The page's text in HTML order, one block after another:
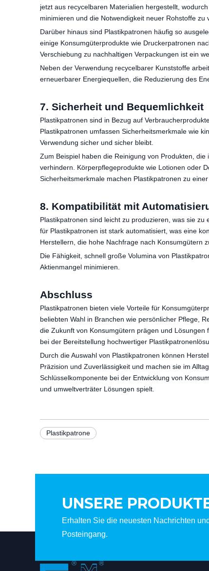
jetzt aus recycelbaren Materialien hergestellt,
minimieren und die Notwendigkeit neuer Rohstoffe
Darüber hinaus sind Plastikpatronen häufig so
einige Konsumgüterprodukte wie Druckerpatronen
Verschiebung zu nachhaltigen Verpackungen ist ein
Neben der Verwendung recycelbarer Kunststoffe
erneuerbarer Energiequellen, die Reduzierung des
7. Sicherheit und Bequemlichkeit
Plastikpatronen sind in Bezug auf
Plastikpatronen umfassen Sicherheitsmerkmale wie
Verwendung sicher und sicher bleibt.
Zum Beispiel haben die Reinigung von Produkten,
verhindern. Körperpflegeprodukte wie Lotionen oder
Sicherheitsmerkmale machen Plastikpatronen zu
8. Kompatibilität mit
Plastikpatronen sind leicht zu produzieren, was sie
für Plastikpatronen ist stark automatisiert, was eine
Herstellern, die hohe Nachfrage nach Konsumgütern
Die Fähigkeit, schnell große Volumina von
Aktienmangel minimieren.
Abschluss
Plastikpatronen bieten viele Vorteile für
beliebten Wahl in Branchen wie persönlicher Pflege,
die Zukunft von Konsumgütern prägen und
bei der Bereitstellung hochwertiger
Durch die Auswahl von Plastikpatronen können
Präzision und Zuverlässigkeit und machen sie im
Schlüsselkomponente bei der Entwicklung von
und umweltverträter Lösungen spielt.
Plastikpatrone
UNSERE
Erhalten Sie die neuesten Nachrichten
Posteingang.